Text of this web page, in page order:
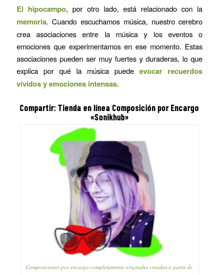
El hipocampo, por otro lado, está relacionado con la
memoria. Cuando escuchamos música, nuestro cerebro
crea asociaciones entre la música y los eventos o
emociones que experimentamos en ese momento. Estas
asociaciones pueden ser muy fuertes y duraderas, lo que
explica por qué la música puedeevocar recuerdos
vívidos y emociones intensas.
Compartir: Tienda en línea Composición por Encargo
«Sonikhub»
Composiciones por encargo completamente originales creadas a partir de